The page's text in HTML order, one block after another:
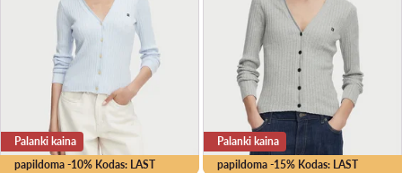
papildoma -10% Kodas: LAST
Palanki kaina
papildoma -15% Kodas: LAST
Palanki kaina